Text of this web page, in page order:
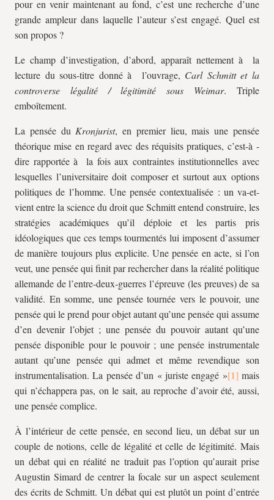
pour en venir maintenant au fond, c’est une recherche d’une
grande ampleur dans laquelle l’auteur s’est engagé. Quel est
son propos ?
Le champ d’investigation, d’abord, apparaît nettement à la
lecture du sous-titre donné à l’ouvrage, Carl Schmitt et la
controverse légalité / légitimité sous Weimar. Triple
emboîtement.
La pensée du Kronjurist, en premier lieu, mais une pensée
théorique mise en regard avec des réquisits pratiques, c’est-à -
dire rapportée à la fois aux contraintes institutionnelles avec
lesquelles l’universitaire doit composer et surtout aux options
politiques de l’homme. Une pensée contextualisée : un va-et-
vient entre la science du droit que Schmitt entend construire, les
stratégies académiques qu’il déploie et les partis pris
idéologiques que ces temps tourmentés lui imposent d’assumer
de manière toujours plus explicite. Une pensée en acte, si l’on
veut, une pensée qui finit par rechercher dans la réalité politique
allemande de l’entre-deux-guerres l’épreuve (les preuves) de sa
validité. En somme, une pensée tournée vers le pouvoir, une
pensée qui le prend pour objet autant qu’une pensée qui assume
d’en devenir l’objet ; une pensée du pouvoir autant qu’une
pensée disponible pour le pouvoir ; une pensée instrumentale
autant qu’une pensée qui admet et même revendique son
instrumentalisation. La pensée d’un « juriste engagé »
mais
qui n’échappera pas, on le sait, au reproche d’avoir été, aussi,
une pensée complice.
À l’intérieur de cette pensée, en second lieu, un débat sur un
couple de notions, celle de légalité et celle de légitimité. Mais
un débat qui en réalité ne traduit pas l’option qu’aurait prise
Augustin Simard de centrer la focale sur un aspect seulement
des écrits de Schmitt. Un débat qui est plutôt un point d’entrée